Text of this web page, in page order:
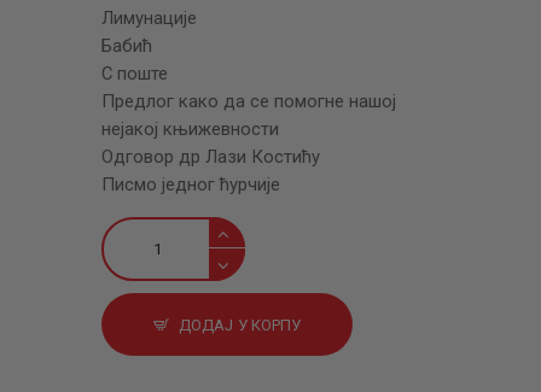
Лимунације
Бабић
С поште
Предлог како да се помогне нашој
нејакој књижевности
Одговор др Лази Костићу
Писмо једног ћурчије
Филозофски
чланци
друштвена
хроника
ДОДАЈ У КОРПУ